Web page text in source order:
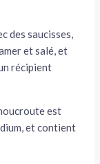
des saucisses,
et salé, et
récipient
est
et contient